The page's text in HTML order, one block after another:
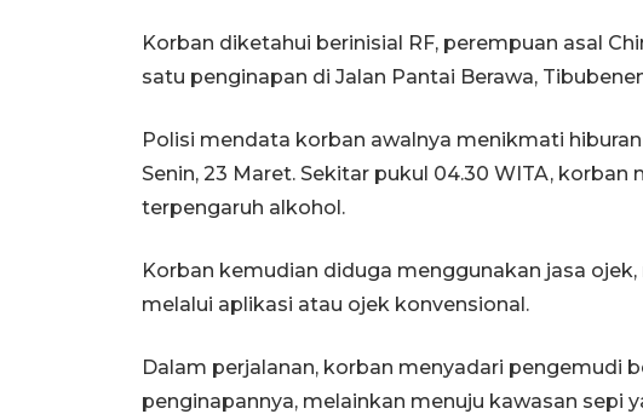
Korban diketahui berinisial RF, perempuan asal
satu penginapan di Jalan Pantai Berawa,
Polisi mendata korban awalnya menikmati
Senin, 23 Maret. Sekitar pukul 04.30 WITA,
terpengaruh alkohol.
Korban kemudian diduga menggunakan jasa
melalui aplikasi atau ojek konvensional.
Dalam perjalanan, korban menyadari pengemudi
penginapannya, melainkan menuju kawasan sepi